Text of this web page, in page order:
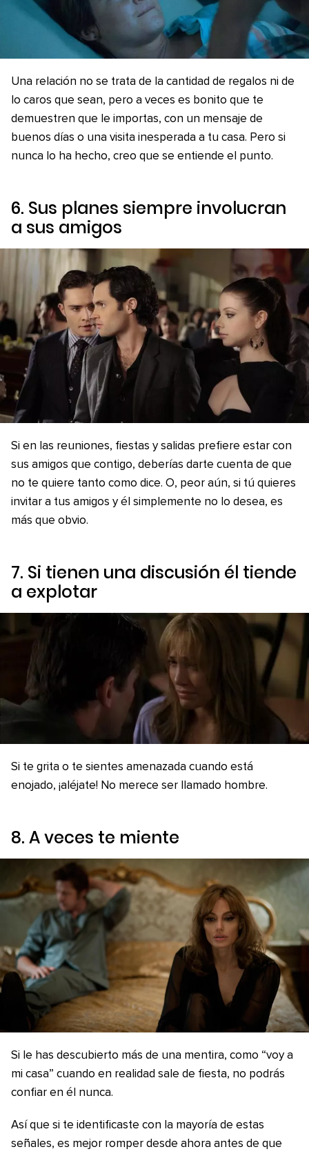
Una relación no se trata de la cantidad de regalos ni de
lo caros que sean, pero a veces es bonito que te
demuestren que le importas, con un mensaje de
buenos días o una visita inesperada a tu casa. Pero si
nunca lo ha hecho, creo que se entiende el punto.
6. Sus planes siempre involucran
a sus amigos
Si en las reuniones, fiestas y salidas prefiere estar con
sus amigos que contigo, deberías darte cuenta de que
no te quiere tanto como dice. O, peor aún, si tú quieres
invitar a tus amigos y él simplemente no lo desea, es
más que obvio.
7. Si tienen una discusión él tiende
a explotar
Si te grita o te sientes amenazada cuando está
enojado, ¡aléjate! No merece ser llamado hombre.
8. A veces te miente
Si le has descubierto más de una mentira, como “voy a
mi casa” cuando en realidad sale de fiesta, no podrás
confiar en él nunca.
Así que si te identificaste con la mayoría de estas
señales, es mejor romper desde ahora antes de que